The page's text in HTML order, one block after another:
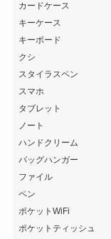
カードケース
キーケース
キーボード
クシ
スタイラスペン
スマホ
タブレット
ノート
ハンドクリーム
バッグハンガー
ファイル
ペン
ポケットWiFi
ポケットティッシュ